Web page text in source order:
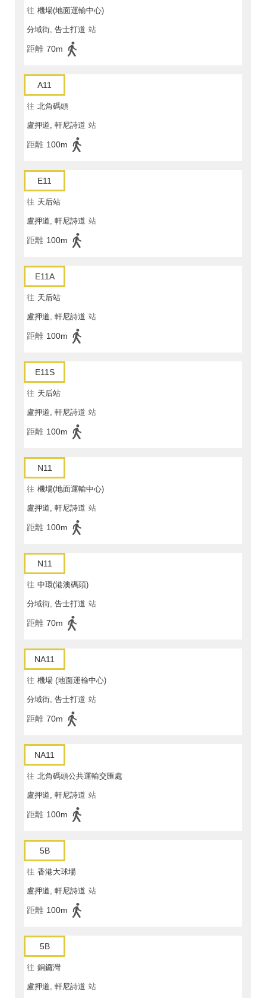
往 機場(地面運輸中心)
分域街, 告士打道 站
距離 70m
A11
往 北角碼頭
盧押道, 軒尼詩道 站
距離 100m
E11
往 天后站
盧押道, 軒尼詩道 站
距離 100m
E11A
往 天后站
盧押道, 軒尼詩道 站
距離 100m
E11S
往 天后站
盧押道, 軒尼詩道 站
距離 100m
N11
往 機場(地面運輸中心)
盧押道, 軒尼詩道 站
距離 100m
N11
往 中環(港澳碼頭)
分域街, 告士打道 站
距離 70m
NA11
往 機場 (地面運輸中心)
分域街, 告士打道 站
距離 70m
NA11
往 北角碼頭公共運輸交匯處
盧押道, 軒尼詩道 站
距離 100m
5B
往 香港大球場
盧押道, 軒尼詩道 站
距離 100m
5B
往 銅鑼灣
盧押道, 軒尼詩道 站